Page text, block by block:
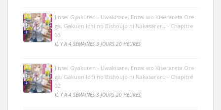
Jinsei Gyakuten - Uwakisare, Enzai wo Kiserareta Ore
ga, Gakuen Ichi no Bishoujo ni Nakasareru - Chapitre
03
IL Y A 4 SEMAINES 3 JOURS 20 HEURES
Jinsei Gyakuten - Uwakisare, Enzai wo Kiserareta Ore
ga, Gakuen Ichi no Bishoujo ni Nakasareru - Chapitre
02
IL Y A 4 SEMAINES 3 JOURS 20 HEURES